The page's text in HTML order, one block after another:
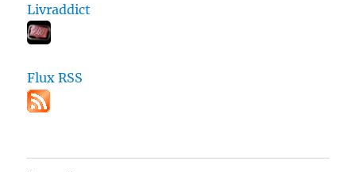
Livraddict
Flux RSS